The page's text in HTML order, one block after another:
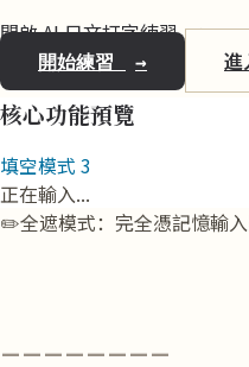
開啟 AI 日文打字練習 →
開始練習 → 進
核心功能預覽
填空模式 3
等待中
✏️全遮模式：完全憑記憶輸
________